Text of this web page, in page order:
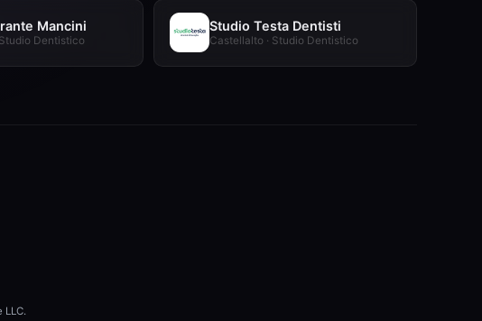
Mancini
Dentistico
Studio Testa Dentisti
Castellalto · Studio Dentistico
LLC.